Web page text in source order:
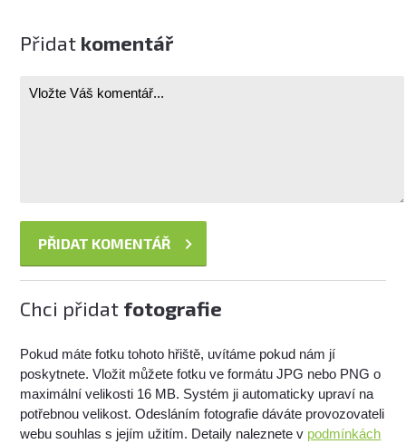
Přidat komentář
Chci přidat fotografie
Pokud máte fotku tohoto hřiště, uvítáme pokud nám jí
poskytnete. Vložit můžete fotku ve formátu JPG nebo PNG o
maximální velikosti 16 MB. Systém ji automaticky upraví na
potřebnou velikost. Odesláním fotografie dáváte provozovateli
webu souhlas s jejím užitím. Detaily naleznete v podmínkách